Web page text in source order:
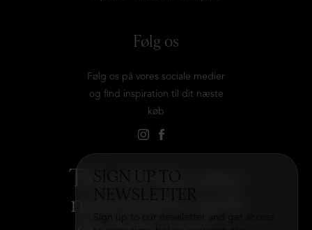
SIGN UP TO
Følg os
Følg os på vores sociale medier
og find inspiration til dit næste
køb
Tilmeld dig vores
nyhedsbrev og få